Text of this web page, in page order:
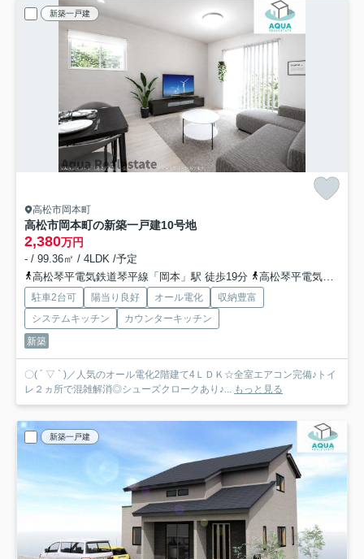
新築一戸建
高松市岡本町
高松市岡本町の新築一戸建10号地
2,380万円
- / 99.36㎡ / 4LDK /予定
高松琴平電気鉄道琴平線「岡本」駅 徒歩19分
高松琴平電気鉄道琴平線「円座」駅 徒歩27分
駐車2台可 陽当り良好 オール電化
収納豊富
システムキッチン
カウンターキッチン
新築
〇( ´ ▽ ` )／人気のオール電化2階建て4ＬＤＫ☆全室エアコン完備♪トイ
レ２ヵ所で混雑解消◎シューズクロークあり♪... もっと見る
新築一戸建